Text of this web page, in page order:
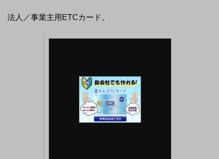
法人／事業主用ETCカード。